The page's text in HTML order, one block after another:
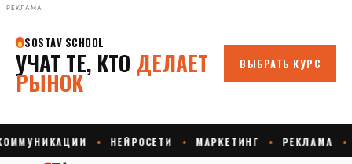
РЕКЛАМА